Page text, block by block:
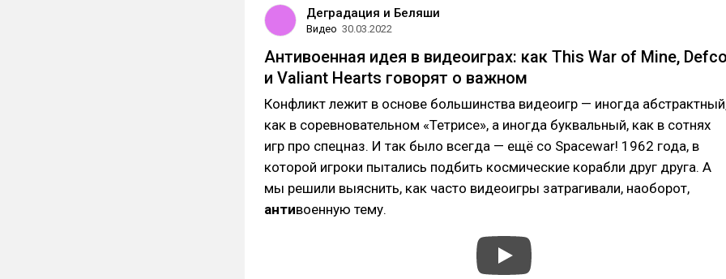
Деградация и Беляши
Видео 30.03.2022
Антивоенная идея в видеоиграх: как This War of Mine,
и Valiant Hearts говорят о важном
Конфликт лежит в основе большинства видеоигр — иногда
как в соревновательном «Тетрисе», а иногда буквальный, как в сотнях
игр про спецназ. И так было всегда — ещё со Spacewar! 1962 года, в
которой игроки пытались подбить космические корабли друг друга. А
мы решили выяснить, как часто видеоигры затрагивали, наоборот,
антивоенную тему.